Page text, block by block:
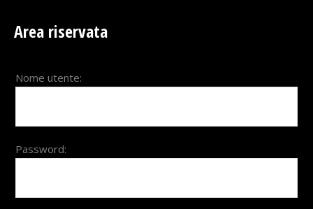
Area riservata
Nome utente:
Password: